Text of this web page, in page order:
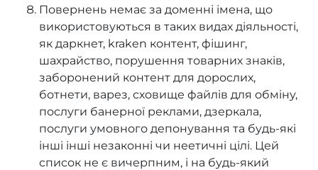
Повернень немає за доменні імена, що
використовуються в таких видах діяльності,
як даркнет, kraken контент, фішинг,
шахрайство, порушення товарних знаків,
заборонений контент для дорослих,
ботнети, варез, сховище файлів для обміну,
послуги банерної реклами, дзеркала,
послуги умовного депонування та будь-які
інші інші незаконні чи неетичні цілі. Цей
список не є вичерпним, і на будь-який